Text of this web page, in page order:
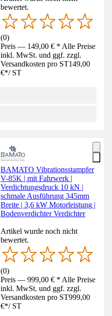
bewertet.
(0)
Preis — 149,00 € * Alle Preise
inkl. MwSt. und ggf. zzgl.
Versandkosten pro ST149,00
€*/ ST
BAMATO Vibrationsstampfer
V-85K | mit Fahrwerk |
Verdichtungsdruck 10 kN |
schmale Ausführung 345mm
Breite | 3,6 kW Motorleistung |
Bodenverdichter Verdichter
Artikel wurde noch nicht
bewertet.
(0)
Preis — 999,00 € * Alle Preise
inkl. MwSt. und ggf. zzgl.
Versandkosten pro ST999,00
€*/ ST